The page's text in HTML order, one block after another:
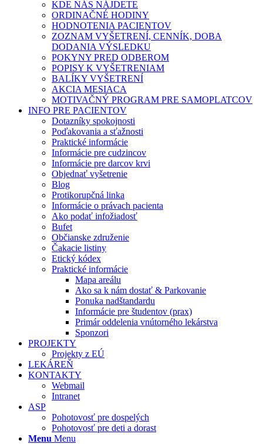
KDE NÁS NÁJDETE
ORDINAČNÉ HODINY
HODNOTENIA PACIENTOV
ZOZNAM VYŠETRENÍ, CENNÍK, DOBA
DODANIA VÝSLEDKU
POKYNY PRED ODBEROM
POPISY K VYŠETRENIAM
BALÍKY VYŠETRENÍ
AKCIA MESIACA
MOTIVAČNÝ PROGRAM PRE SAMOPLATCOV
INFO PRE PACIENTOV
Dotazníky spokojnosti
Poďakovania a sťažnosti
Praktické informácie
Informácie pre cudzincov
Informácie pre darcov krvi
Objednať vyšetrenie
Blog
Protikorupčná linka
Informácie o právach pacienta
Ako podať infožiadosť
Bufet
Občianske združenie
Čakacie listiny
Etický kódex
Praktické informácie
Mapa areálu
Ako sa k nám dostať & Parkovanie
Ponuka nadštandardu
Informácie pre študentov (prax)
Primár oddelenia vnútorného lekárstva
Sponzori
PROJEKTY
Projekty z EÚ
LEKÁREŇ
KONTAKTY
Webmail
Intranet
ASP
Pohotovosť pre dospelých
Pohotovosť pre deti a dorast
Menu Menu